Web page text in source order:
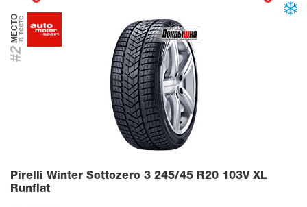
#2
МЕСТОв тесте
Pirelli Winter Sottozero 3 245/45 R20 103V XL
Runflat